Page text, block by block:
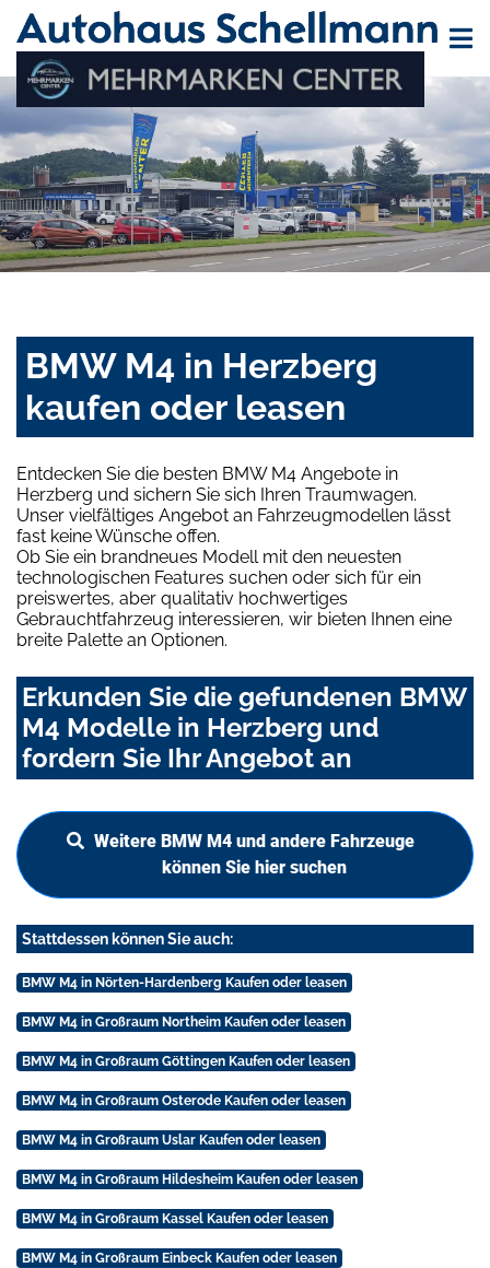
BMW M4 in Herzberg
kaufen oder leasen
Entdecken Sie die besten BMW M4 Angebote in
Herzberg und sichern Sie sich Ihren Traumwagen.
Unser vielfältiges Angebot an Fahrzeugmodellen lässt
fast keine Wünsche offen.
Ob Sie ein brandneues Modell mit den neuesten
technologischen Features suchen oder sich für ein
preiswertes, aber qualitativ hochwertiges
Gebrauchtfahrzeug interessieren, wir bieten Ihnen eine
breite Palette an Optionen.
Erkunden Sie die gefundenen BMW
M4 Modelle in Herzberg und
fordern Sie Ihr Angebot an
Weitere BMW M4 und andere Fahrzeuge
können Sie hier suchen
Stattdessen können Sie auch:
BMW M4 in Nörten-Hardenberg Kaufen oder leasen
BMW M4 in Großraum Northeim Kaufen oder leasen
BMW M4 in Großraum Göttingen Kaufen oder leasen
BMW M4 in Großraum Osterode Kaufen oder leasen
BMW M4 in Großraum Uslar Kaufen oder leasen
BMW M4 in Großraum Hildesheim Kaufen oder leasen
BMW M4 in Großraum Kassel Kaufen oder leasen
BMW M4 in Großraum Einbeck Kaufen oder leasen